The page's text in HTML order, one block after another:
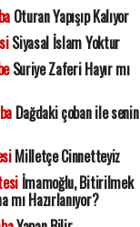
Oturan Yapışıp Kalıyor
Siyasal İslam Yoktur
Suriye Zaferi Hayır mı
Dağdaki çoban ile senin
Milletçe Cinnetteyiz
İmamoğlu, Bitirilmek
mı Hazırlanıyor?